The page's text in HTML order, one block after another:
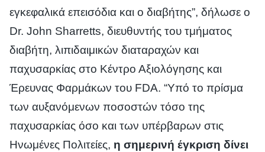
εγκεφαλικά επεισόδια και ο διαβήτης”, δήλωσε ο
Dr. John Sharretts, διευθυντής του τμήματος
διαβήτη, λιπιδαιμικών διαταραχών και
παχυσαρκίας στο Κέντρο Αξιολόγησης και
Έρευνας Φαρμάκων του FDA. “Υπό το πρίσμα
των αυξανόμενων ποσοστών τόσο της
παχυσαρκίας όσο και των υπέρβαρων στις
Ηνωμένες Πολιτείες, η σημερινή έγκριση δίνει